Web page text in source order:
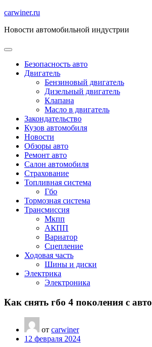
Перейти
содержимому
carwiner.ru
Новости автомобильной индустрии
Безопасность авто
Двигатель
Бензиновый двигатель
Дизельный двигатель
Клапана
Масло в двигатель
Закондательство
Кузов автомобиля
Новости
Обзоры авто
Ремонт авто
Салон автомобиля
Страхование
Топливная система
Гбо
Тормозная система
Трансмиссия
Мкпп
АКПП
Вариатор
Сцепление
Ходовая часть
Шины и диски
Электрика
Электроника
Как снять гбо 4 поколения с авто
от carwiner
12 февраля 2024